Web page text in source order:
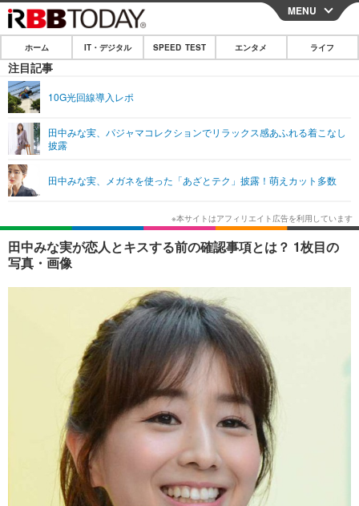
CLOSE
ホーム
IT・デジタル
ショッピング その他
SPEED TEST
エンタメ
エンタメTOP 映画・ドラマ
韓国・芸能
音楽 スポーツ
ショッピング
ライフ
ライフTOP グルメ
ペット ショッピング
その他
リリース一覧
プッシュ通知の停止方法
MENU
ホーム IT・デジタル SPEED TEST エンタメ ライフ
注目記事
10G光回線導入レポ
田中みな実、パジャマコレクションでリラックス感あふれる着こなし
披露
田中みな実、メガネを使った「あざとテク」披露！萌えカット多数
田中みな実が恋人とキスする前の確認事項とは？ 1枚目の
写真・画像